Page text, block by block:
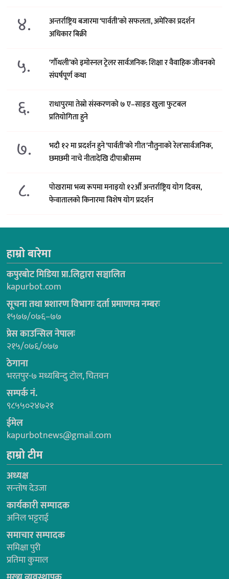
४.
अन्तर्राष्ट्रिय बजारमा ‘पार्वती’को सफलता, अमेरिका प्रदर्शन
अधिकार बिक्री
५.
‘गौँथली’को इमोस्नल ट्रेलर सार्वजनिक: शिक्षा र वैवाहिक जीवनको
संघर्षपूर्ण कथा
६.
राधापुरमा तेस्रो संस्करणको ७ ए–साइड खुला फुटबल
प्रतियोगिता हुने
७.
भदौ १२ मा प्रदर्शन हुने ‘पार्वती’को गीत ‘नौतुनाको रेल’सार्वजनिक,
छमछमी नाचे नीतादेखि दीपाश्रीसम्म
८.
पोखरामा भव्य रूपमा मनाइयो १२औँ अन्तर्राष्ट्रिय योग दिवस,
फेवातालको किनारमा विशेष योग प्रदर्शन
हाम्रो बारेमा
कपुरबोट मिडिया प्रा.लिद्वारा सञ्चालित
kapurbot.com
सूचना तथा प्रशारण विभागः दर्ता प्रमाणपत्र नम्बरः
१५७७/०७६–७७
प्रेस काउन्सिल नेपालः
२१५/०७६/०७७
ठेगाना
भरतपुर-७ मध्यबिन्दु टोल, चितवन
सम्पर्क नं.
९८५५०२४७२१
ईमेल
kapurbotnews@gmail.com
हाम्रो टीम
अध्यक्ष
सन्तोष देउजा
कार्यकारी सम्पादक
अनिल भट्टराई
समाचार सम्पादक
समिक्षा पुरी
प्रतिमा कुमाल